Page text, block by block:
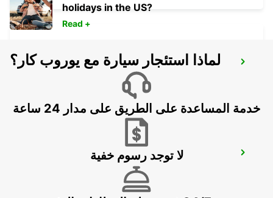
LONDON KINGS CROSS
LONDON - UNITED KINGDOM
SLOUGH - UNITED KINGDOM
holidays in the US?
Read +
لماذا استئجار سيارة مع يوروب كار؟
خدمة المساعدة على الطريق على مدار 24 ساعة
لا توجد رسوم خفية